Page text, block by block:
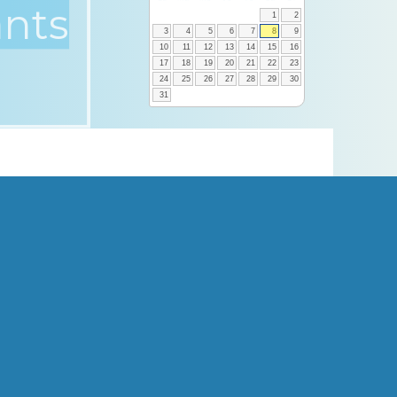
1
2
3
4 5 6 7 8
9
10
11 12 13 14 15
16
17
18 19 20 21 22
23
24
25 26 27 28 29
30
31